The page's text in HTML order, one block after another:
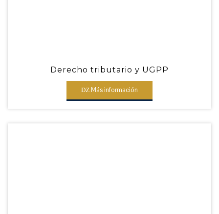
Derecho tributario y UGPP
Más información